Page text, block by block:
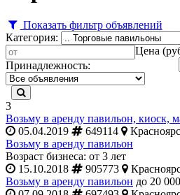
Показать фильтр объявлений
Категория:
Цена
Принадлежность:
3
Возьму в аренду павильон, киоск,
05.04.2019
649114
Возьму в аренду павильон
Возраст бизнеса: от 3 лет
15.10.2018
905773
Возьму в аренду павильон до 20 000